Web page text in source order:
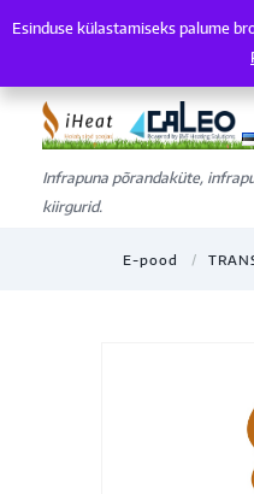
Infrapuna põrandaküte,
kiirgurid.
E-pood
Esinduse külastamiseks palume
Esinduse külastamiseks palume